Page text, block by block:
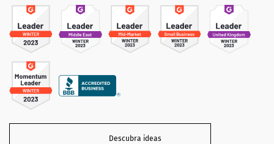
Descubra ideas